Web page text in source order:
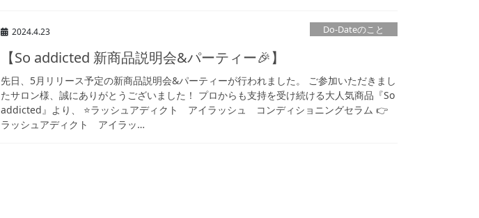
2024.4.23 Do-Dateのこと
【So addicted 新商品説明会&パーティー🎉】
先日、5月リリース予定の新商品説明会&パーティーが行われました。 ご参加いただきまし
たサロン様、誠にありがとうございました！ プロからも支持を受け続ける大人気商品『So
addicted』より、 ⭐️ラッシュアディクト アイラッシュ コンディショニングセラム 👉
ラッシュアディクト アイラッ…